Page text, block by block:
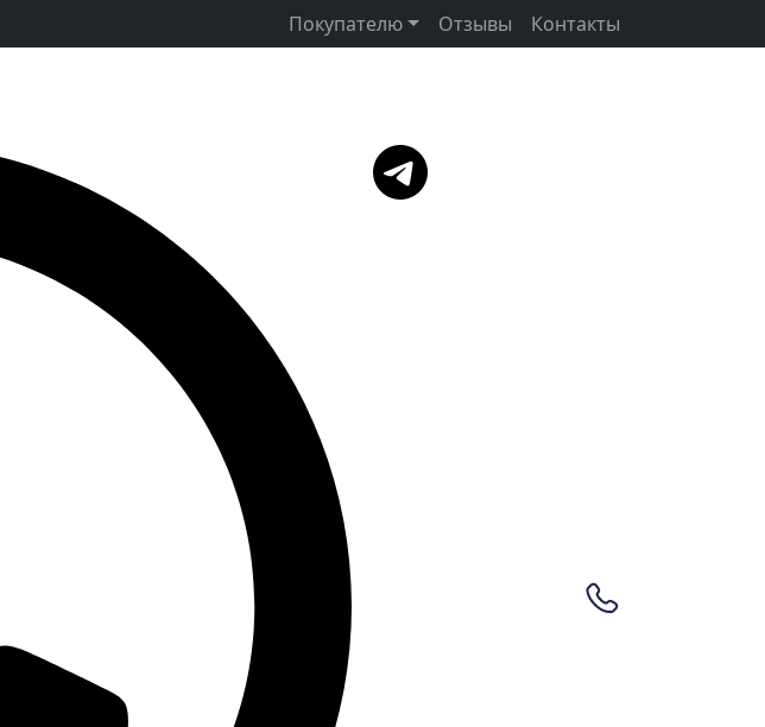
Покупателю Отзывы Контакты